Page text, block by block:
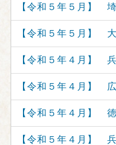
【令和５年５月】
【令和５年５月】
【令和５年４月】
【令和５年４月】
【令和５年４月】
【令和５年４月】